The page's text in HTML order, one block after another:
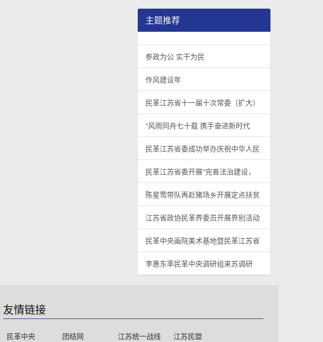
主题推荐
参政为公 实干为民
作风建设年
民革江苏省十一届十次常委（扩大）
“风雨同舟七十载 携手奋进新时代
民革江苏省委成功举办庆祝中华人民
民革江苏省委开展“完善法治建设，
陈星莺带队再赴猪场乡开展定点扶贫
江苏省政协民革界委员开展界别活动
民革中央画院美术基地暨民革江苏省
李惠东率民革中央调研组来苏调研
友情链接
民革中央 团结网 江苏统一战线 江苏民盟